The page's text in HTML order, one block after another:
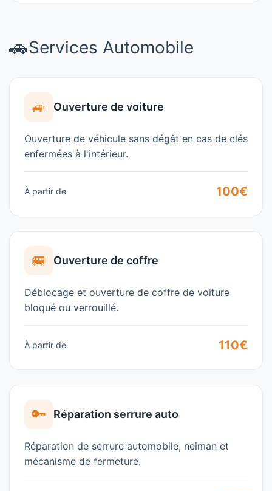
🚗Services Automobile
🚙 Ouverture de voiture
Ouverture de véhicule sans dégât en cas de clés
enfermées à l'intérieur.
À partir de 100€
🚐 Ouverture de coffre
Déblocage et ouverture de coffre de voiture
bloqué ou verrouillé.
À partir de 110€
🔑 Réparation serrure auto
Réparation de serrure automobile, neiman et
mécanisme de fermeture.